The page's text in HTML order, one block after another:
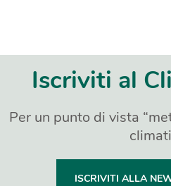
Iscriviti al
Per un punto di vista
ISCRIVITI ALLA